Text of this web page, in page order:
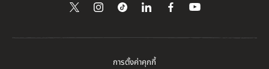
ติดตาม
ใน
Follow
Instagram
Follow
Tiktok
แชร์
LinkedIn
ติดตาม
ใน
รับ
ชมบน
การตั้งค่าคุกกี้